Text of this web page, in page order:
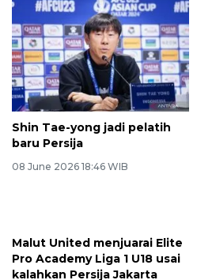
Shin Tae-yong jadi pelatih
baru Persija
08 June 2026 18:46 WIB
22 July